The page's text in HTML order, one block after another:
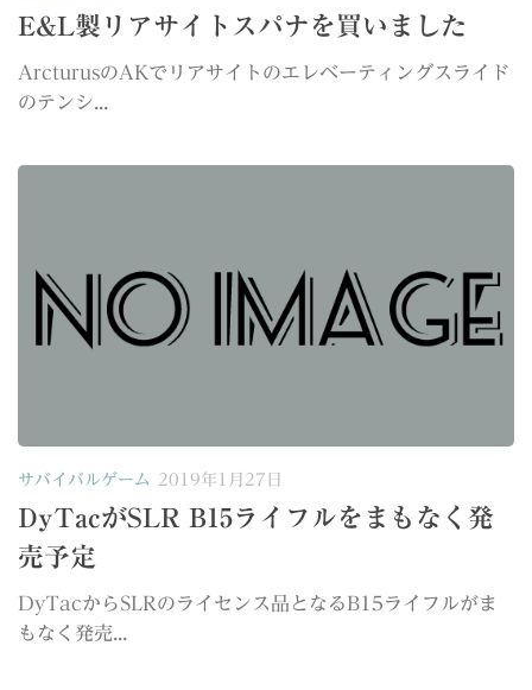
E&L製リアサイトスパナを買いました
ArcturusのAKでリアサイトのエレベーティングスライド
のテンシ...
サバイバルゲーム 2019年1月27日
DyTacがSLR B15ライフルをまもなく発
売予定
DyTacからSLRのライセンス品となるB15ライフルがま
もなく発売...